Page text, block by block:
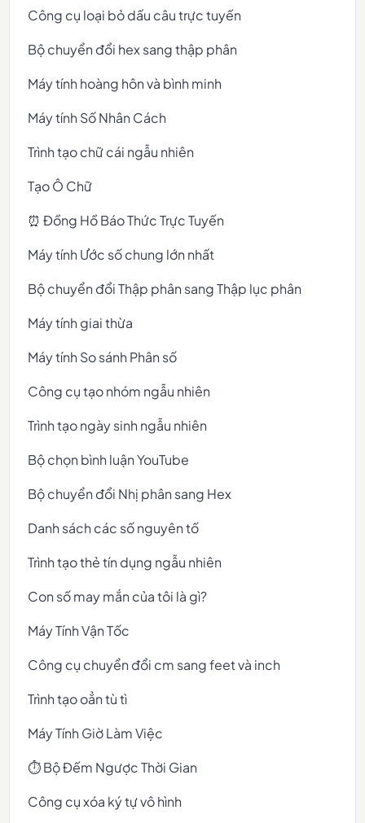
Công cụ loại bỏ dấu câu trực tuyến
Bộ chuyển đổi hex sang thập phân
Máy tính hoàng hôn và bình minh
Máy tính Số Nhân Cách
Trình tạo chữ cái ngẫu nhiên
Tạo Ô Chữ
⏰ Đồng Hồ Báo Thức Trực Tuyến
Máy tính Ước số chung lớn nhất
Bộ chuyển đổi Thập phân sang Thập lục phân
Máy tính giai thừa
Máy tính So sánh Phân số
Công cụ tạo nhóm ngẫu nhiên
Trình tạo ngày sinh ngẫu nhiên
Bộ chọn bình luận YouTube
Bộ chuyển đổi Nhị phân sang Hex
Danh sách các số nguyên tố
Trình tạo thẻ tín dụng ngẫu nhiên
Con số may mắn của tôi là gì?
Máy Tính Vận Tốc
Công cụ chuyển đổi cm sang feet và inch
Trình tạo oẳn tù tì
Máy Tính Giờ Làm Việc
⏱️ Bộ Đếm Ngược Thời Gian
Công cụ xóa ký tự vô hình